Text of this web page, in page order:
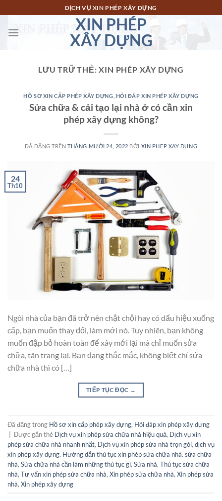
đến
nội
DỊCH VỤ XIN PHÉP XÂY DỰNG
XIN PHÉP
XÂY DỰNG
LƯU TRỮ THẺ:XIN PHÉP XÂY DỰNG
HỒ SƠ XIN CẤP PHÉP XÂY DỰNG HỎI ĐÁP XIN PHÉP XÂY DỰNG
Sửa chữa & cải tạo lại nhà ở có cần xin
phép xây dựng không?
ĐÃ ĐĂNG TRÊNTHÁNG MƯỜI 24, 2022 BỞI XIN PHEP XAY DUNG
24
Th10
Ngôi nhà của bạn đã trở nên chật chội hay có dấu hiệu xuống
cấp, bạn muốn thay đổi, làm mới nó. Tuy nhiên, bạn không
muốn đập bỏ hoàn toàn để xây mới lại mà chỉ muốn sửa
chữa, tân trang lại. Bạn đang thắc mắc, không biết chỉ sửa
chữa nhà thì có […]
TIẾP TỤC ĐỌC →
Đã đăng trong Hồ sơ xin cấp phép xây dựng, Hỏi đáp xin phép xây dựng
Được gắn thẻ Dịch vụ xin phép sửa chữa nhà hiệu quả, Dịch vụ xin
phép sửa chữa nhà nhanh nhất, Dịch vụ xin phép sửa nhà trọn gói, dịch vụ
xin phép xây dựng, Hướng dẫn thủ tục xin phép sửa chữa nhà, sửa chữa
nhà, Sửa chữa nhà cần làm những thủ tục gì, Sửa nhà, Thủ tục sửa chữa
nhà, Tư vấn xin phép sửa chữa nhà, Xin phép sửa chữa nhà, Xin phép sửa
nhà, Xin phép xây dựng